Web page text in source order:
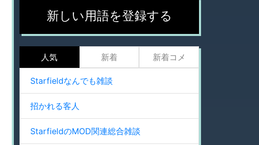
新しい用語を登録する
人気 新着 新着コメ
Starfieldなんでも雑談
招かれる客人
StarfieldのMOD関連総合雑談